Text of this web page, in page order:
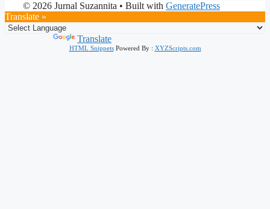
© 2026 Jurnal Suzannita • Built with GeneratePress
Translate »
Translate
HTML SnippetsPowered By : XYZScripts.com